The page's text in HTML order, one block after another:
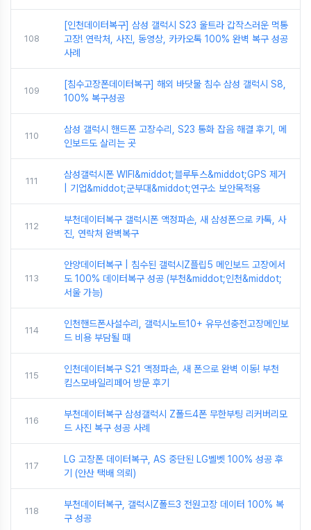
108
[인천데이터복구] 삼성 갤럭시 S23 울트라 갑작스러운 먹통
고장! 연락처, 사진, 동영상, 카카오톡 100% 완벽 복구 성공
사례
109
[침수고장폰데이터복구] 해외 바닷물 침수 삼성 갤럭시 S8,
100% 복구성공
110
삼성 갤럭시 핸드폰 고장수리, S23 통화 잡음 해결 후기, 메
인보드도 살리는 곳
111
삼성갤럭시폰 WIFI&middot;블루투스&middot;GPS 제거
| 기업&middot;군부대&middot;연구소 보안목적용
112
부천데이터복구 갤럭시폰 액정파손, 새 삼성폰으로 카톡, 사
진, 연락처 완벽복구
113
안양데이터복구 | 침수된 갤럭시Z플립5 메인보드 고장에서
도 100% 데이터복구 성공 (부천&middot;인천&middot;
서울 가능)
114
인천핸드폰사설수리, 갤럭시노트10+ 유무선충전고장메인보
드 비용 부담될 때
115
인천데이터복구 S21 액정파손, 새 폰으로 완벽 이동! 부천
킴스모바일리페어 방문 후기
116
부천데이터복구 삼성갤럭시 Z폴드4폰 무한부팅 리커버리모
드 사진 복구 성공 사례
117
LG 고장폰 데이터복구, AS 중단된 LG벨벳 100% 성공 후
기 (안산 택배 의뢰)
118
부천데이터복구, 갤럭시Z폴드3 전원고장 데이터 100% 복
구 성공